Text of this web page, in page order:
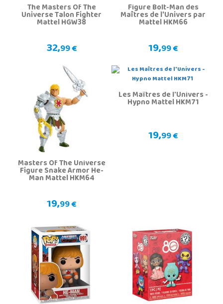
The Masters Of The
Universe Talon Fighter
Mattel HGW38
32,99 €
Figure Bolt-Man des
Maîtres de l'Univers par
Mattel HKM66
19,99 €
Masters Of The Universe
Figure Snake Armor He-
Man Mattel HKM64
19,99 €
Les Maîtres de l'Univers -
Hypno Mattel HKM71
19,99 €